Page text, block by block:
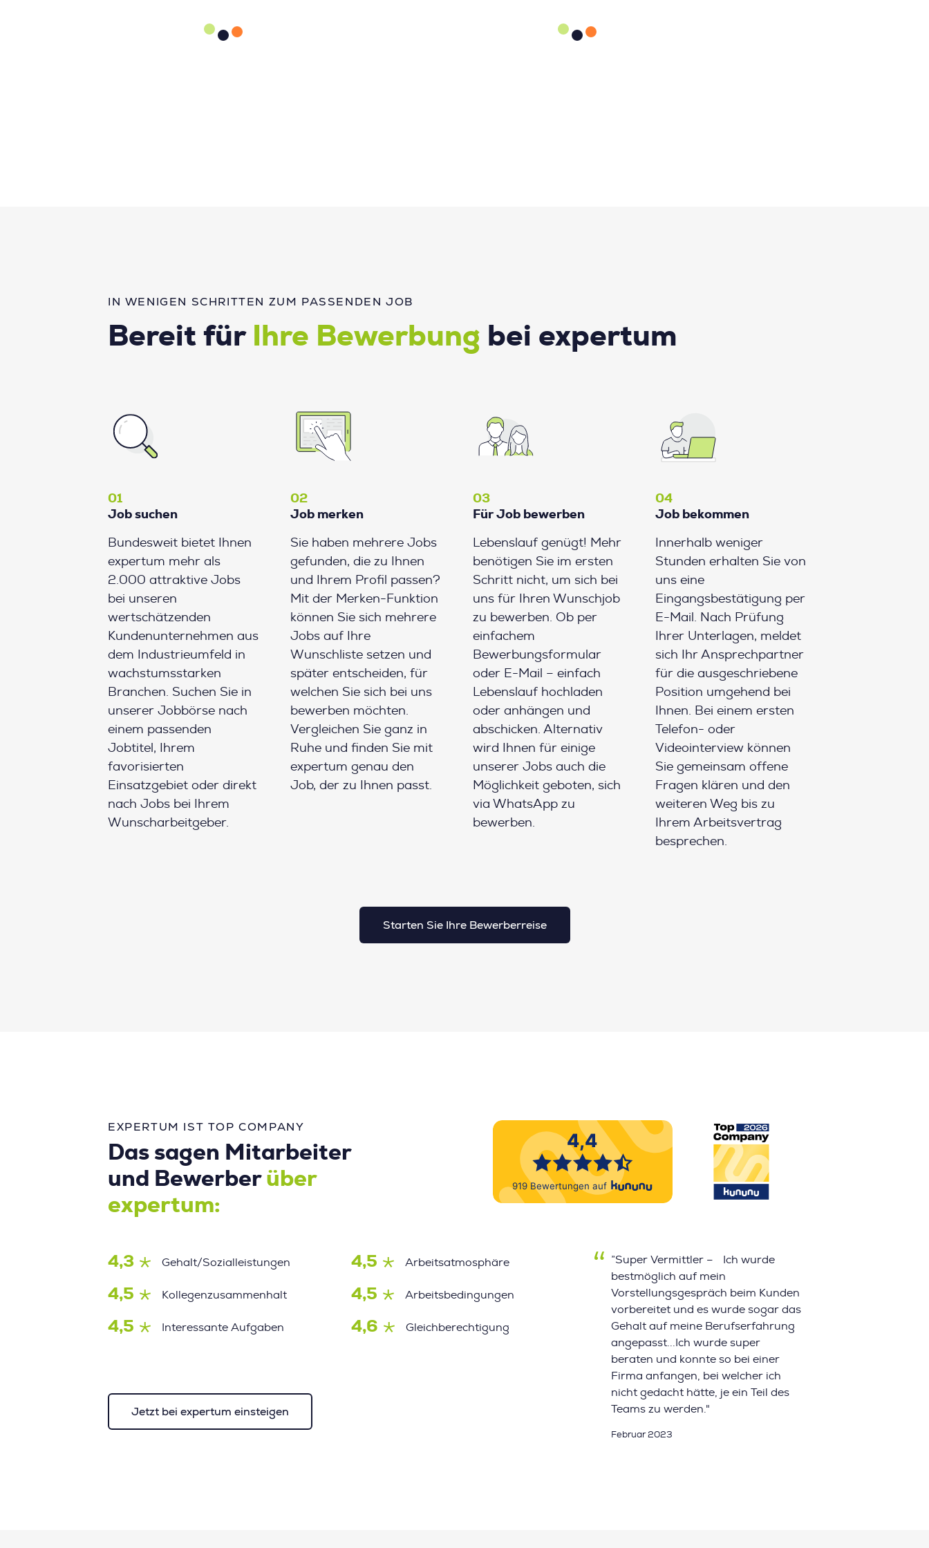
IN WENIGEN SCHRITTEN ZUM PASSENDEN JOB
Bereit für Ihre Bewerbung bei expertum
01
Job suchen
Bundesweit bietet Ihnen
expertum mehr als
2.000 attraktive Jobs
bei unseren
wertschätzenden
Kundenunternehmen aus
dem Industrieumfeld in
wachstumsstarken
Branchen. Suchen Sie in
unserer Jobbörse nach
einem passenden
Jobtitel, Ihrem
favorisierten
Einsatzgebiet oder direkt
nach Jobs bei Ihrem
Wunscharbeitgeber.
02
Job merken
Sie haben mehrere Jobs
gefunden, die zu Ihnen
und Ihrem Profil passen?
Mit der Merken-Funktion
können Sie sich mehrere
Jobs auf Ihre
Wunschliste setzen und
später entscheiden, für
welchen Sie sich bei uns
bewerben möchten.
Vergleichen Sie ganz in
Ruhe und finden Sie mit
expertum genau den
Job, der zu Ihnen passt.
03
Für Job bewerben
Lebenslauf genügt! Mehr
benötigen Sie im ersten
Schritt nicht, um sich bei
uns für Ihren Wunschjob
zu bewerben. Ob per
einfachem
Bewerbungsformular
oder E-Mail – einfach
Lebenslauf hochladen
oder anhängen und
abschicken. Alternativ
wird Ihnen für einige
unserer Jobs auch die
Möglichkeit geboten, sich
via WhatsApp zu
bewerben.
04
Job bekommen
Innerhalb weniger
Stunden erhalten Sie von
uns eine
Eingangsbestätigung per
E-Mail. Nach Prüfung
Ihrer Unterlagen, meldet
sich Ihr Ansprechpartner
für die ausgeschriebene
Position umgehend bei
Ihnen. Bei einem ersten
Telefon- oder
Videointerview können
Sie gemeinsam offene
Fragen klären und den
weiteren Weg bis zu
Ihrem Arbeitsvertrag
besprechen.
Starten Sie Ihre Bewerberreise
EXPERTUM IST TOP COMPANY
Das sagen Mitarbeiter
und Bewerber über
expertum:
4,3 Gehalt/Sozialleistungen 4,5 Arbeitsatmosphäre
4,5 Kollegenzusammenhalt 4,5 Arbeitsbedingungen
4,5 Interessante Aufgaben 4,6 Gleichberechtigung
Jetzt bei expertum einsteigen
”Super Vermittler – Ich wurde
bestmöglich auf mein
Vorstellungsgespräch beim Kunden
vorbereitet und es wurde sogar das
Gehalt auf meine Berufserfahrung
angepasst...Ich wurde super
beraten und konnte so bei einer
Firma anfangen, bei welcher ich
nicht gedacht hätte, je ein Teil des
Teams zu werden."
Februar 2023